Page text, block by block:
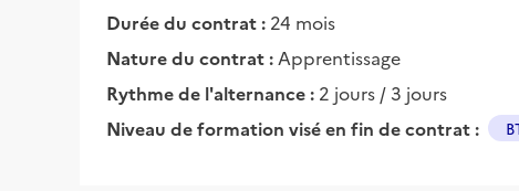
Durée du contrat : 24 mois
Nature du contrat : Apprentissage
Rythme de l'alternance : 2 jours / 3 jours
Niveau de formation visé en fin de contrat :